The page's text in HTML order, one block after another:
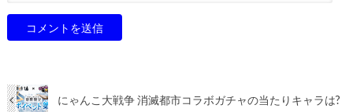
にゃんこ大戦争 消滅都市コラボガチャの当たりキャラは?